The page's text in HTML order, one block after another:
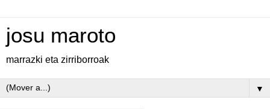
josu maroto
marrazki eta zirriborroak
▼